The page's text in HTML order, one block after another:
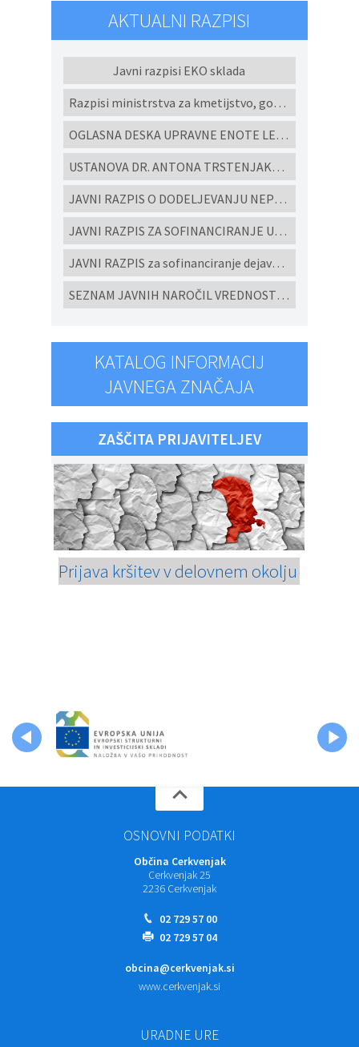
AKTUALNI RAZPISI
Javni razpisi EKO sklada
Razpisi ministrstva za kmetijstvo, gozdarstvo in prehrano
OGLASNA DESKA UPRAVNE ENOTE LENART
USTANOVA DR. ANTONA TRSTENJAKA - Razpisi za študijske programe in projekte 2022
JAVNI RAZPIS O DODELJEVANJU NEPOVRATNIH FINANČNIH SREDSTEV ZA IZGRADNJO MALIH KOMUNALNIH ČISTILNIH NAPRAV IN HIŠNIH PREČRPALIŠČ V OBČINI CERKVENJAK V LETU 2026
JAVNI RAZPIS ZA SOFINANCIRANJE UKREPOV POSPEŠEVANJA IN SPODBUJANJE RAZVOJA MALEGA GOSPODARSTVA V OBČINI CERKVENJAK ZA LETO 2026
JAVNI RAZPIS za sofinanciranje dejavnosti ljubiteljske kulture, javnih kulturnih programov in javnih kulturnih prireditev in projektov v Občini Cerkvenjak za leto 2026
SEZNAM JAVNIH NAROČIL VREDNOSTI NAD 10.000 eur brez DDV ODDANIH PO EVIDENČNEM POSTOPKU V SKLADU ZJN-3 za leto 2025
KATALOG INFORMACIJ
JAVNEGA ZNAČAJA
ZAŠČITA PRIJAVITELJEV
Prijava kršitev v delovnem okolju
OSNOVNI PODATKI
Občina Cerkvenjak
Cerkvenjak 25
2236 Cerkvenjak
02 729 57 00
02 729 57 04
obcina@cerkvenjak.si
www.cerkvenjak.si
URADNE URE